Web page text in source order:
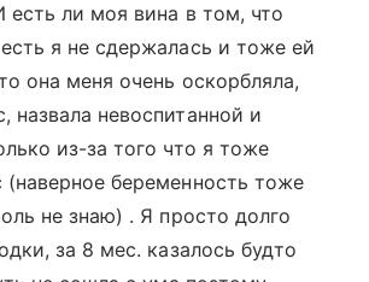
есть ли моя вина в том, что
я не сдержалась и тоже ей
она меня очень оскорбляла,
назвала невоспитанной и
из-за того что я тоже
(наверное беременность тоже
не знаю) . Я просто долго
за 8 мес. казалось будто